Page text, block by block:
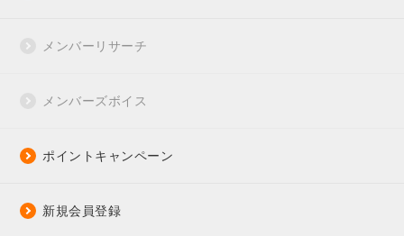
メンバーリサーチ
メンバーズボイス
ポイントキャンペーン
新規会員登録